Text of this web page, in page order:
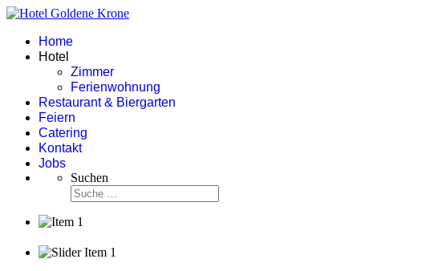
Home
Hotel
Zimmer
Ferienwohnung
Restaurant & Biergarten
Feiern
Catering
Kontakt
Jobs
Suchen